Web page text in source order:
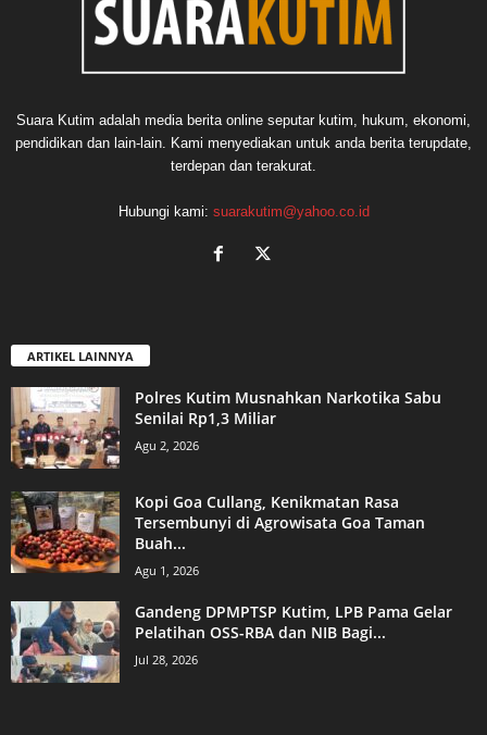
Suara Kutim adalah media berita online seputar kutim, hukum, ekonomi,
pendidikan dan lain-lain. Kami menyediakan untuk anda berita terupdate,
terdepan dan terakurat.
Hubungi kami: suarakutim@yahoo.co.id
ARTIKEL LAINNYA
Polres Kutim Musnahkan Narkotika Sabu
Senilai Rp1,3 Miliar
Agu 2, 2026
Kopi Goa Cullang, Kenikmatan Rasa
Tersembunyi di Agrowisata Goa Taman
Buah...
Agu 1, 2026
Gandeng DPMPTSP Kutim, LPB Pama Gelar
Pelatihan OSS-RBA dan NIB Bagi...
Jul 28, 2026